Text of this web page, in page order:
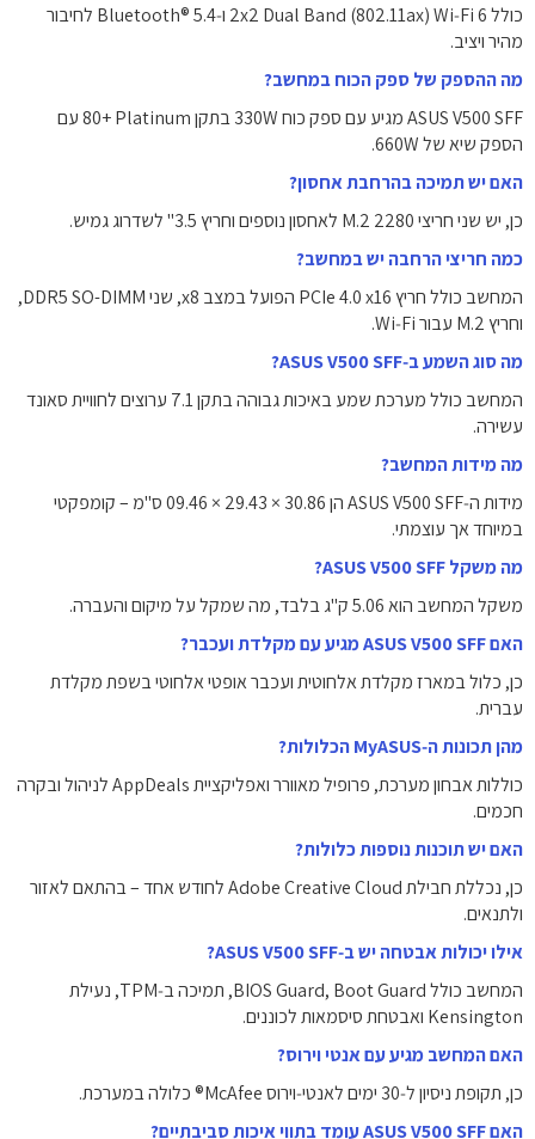
כולל ‏Wi‑Fi 6‏ (802.11ax‏) ‏‎Dual Band‎‏ ‏2x2‎‏ ו‑‏Bluetooth® 5.4‎ לחיבור
מהיר ויציב.
מה ההספק של ספק הכוח במחשב?
‏ASUS V500 SFF מגיע עם ספק כוח ‎330W‎ בתקן ‎80+ Platinum‎ עם
הספק שיא של ‎660W‎.
האם יש תמיכה בהרחבת אחסון?
כן, יש שני חריצי ‏M.2 2280‏ לאחסון נוספים וחריץ ‏3.5"‎‏ לשדרוג גמיש.
כמה חריצי הרחבה יש במחשב?
המחשב כולל חריץ ‏PCIe 4.0 x16‏ הפועל במצב ‏x8‏, שני ‏DDR5 SO-DIMM‏,
וחריץ ‏M.2‏ עבור Wi‑Fi.
מה סוג השמע ב‑ASUS V500 SFF?
המחשב כולל מערכת שמע באיכות גבוהה בתקן ‎7.1‎ ערוצים לחוויית סאונד
עשירה.
מה מידות המחשב?
מידות ה‑ASUS V500 SFF הן ‎09.46 × 29.43 × 30.86‎ ס"מ – קומפקטי
במיוחד אך עוצמתי.
מה משקל ASUS V500 SFF?
משקל המחשב הוא ‎5.06‎ ק"ג בלבד, מה שמקל על מיקום והעברה.
האם ASUS V500 SFF מגיע עם מקלדת ועכבר?
כן, כלול במארז מקלדת אלחוטית ועכבר אופטי אלחוטי בשפת מקלדת
עברית.
מהן תכונות ה‑MyASUS הכלולות?
כוללות אבחון מערכת, פרופיל מאוורר ואפליקציית AppDeals לניהול ובקרה
חכמים.
האם יש תוכנות נוספות כלולות?
כן, נכללת חבילת Adobe Creative Cloud לחודש אחד – בהתאם לאזור
ולתנאים.
אילו יכולות אבטחה יש ב‑ASUS V500 SFF?
המחשב כולל BIOS Guard, Boot Guard, תמיכה ב‑TPM, נעילת
Kensington ואבטחת סיסמאות לכוננים.
האם המחשב מגיע עם אנטי וירוס?
כן, תקופת ניסיון ל‑30 ימים לאנטי‑וירוס McAfee® כלולה במערכת.
האם ASUS V500 SFF עומד בתווי איכות סביבתיים?